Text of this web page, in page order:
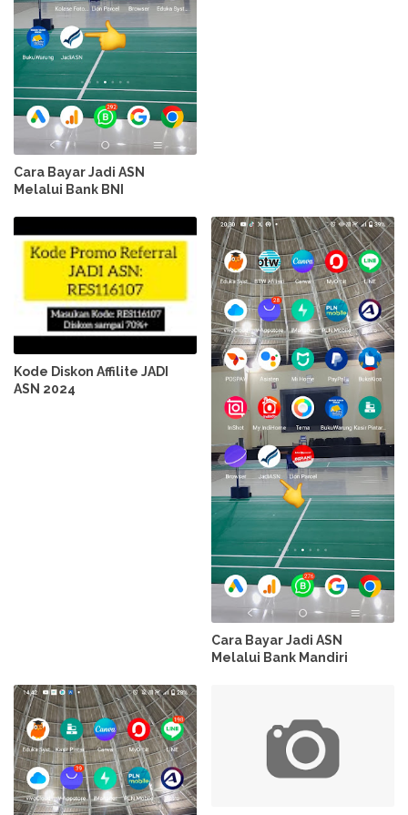
Cara Bayar Jadi ASN
Melalui Bank BNI
Kode Diskon Affilite JADI
ASN 2024
Cara Bayar Jadi ASN
Melalui Bank Mandiri